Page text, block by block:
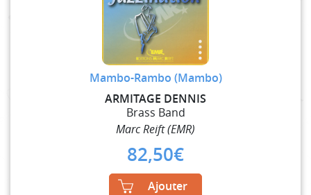
Mambo-Rambo (Mambo)
ARMITAGE DENNIS
Brass Band
Marc Reift (EMR)
82,50€
Ajouter